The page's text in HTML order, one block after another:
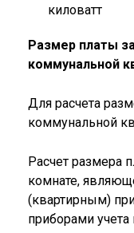
киловатт
Размер платы
коммунальной
Для расчета
коммунальной
Расчет размера
комнате,
(квартирным)
приборами